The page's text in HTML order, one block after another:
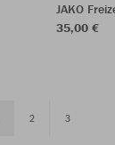
JAKO
35,00 €
2 3